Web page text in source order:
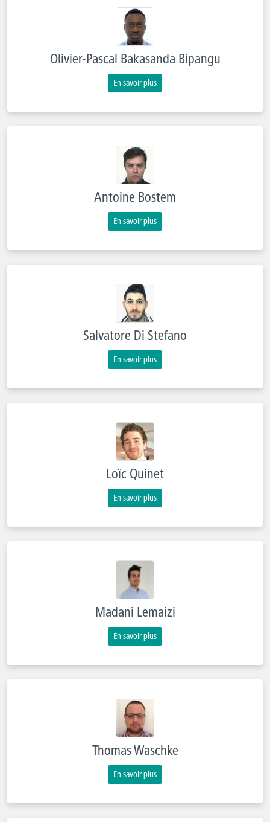
Olivier-Pascal Bakasanda Bipangu
En savoir plus
Antoine Bostem
En savoir plus
Salvatore Di Stefano
En savoir plus
Loïc Quinet
En savoir plus
Madani Lemaizi
En savoir plus
Thomas Waschke
En savoir plus